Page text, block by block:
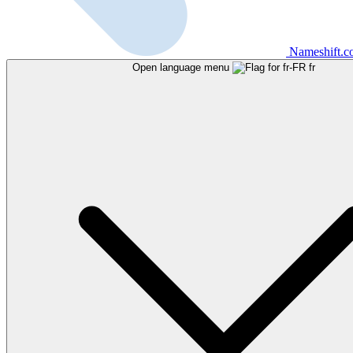
Open language menu fr